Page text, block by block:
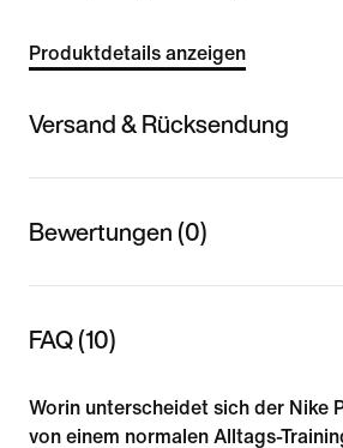
Produktdetails anzeigen
Versand & Rücksendung
Bewertungen (0)
FAQ (10)
Worin unterscheidet sich der Nike
von einem normalen Alltags-